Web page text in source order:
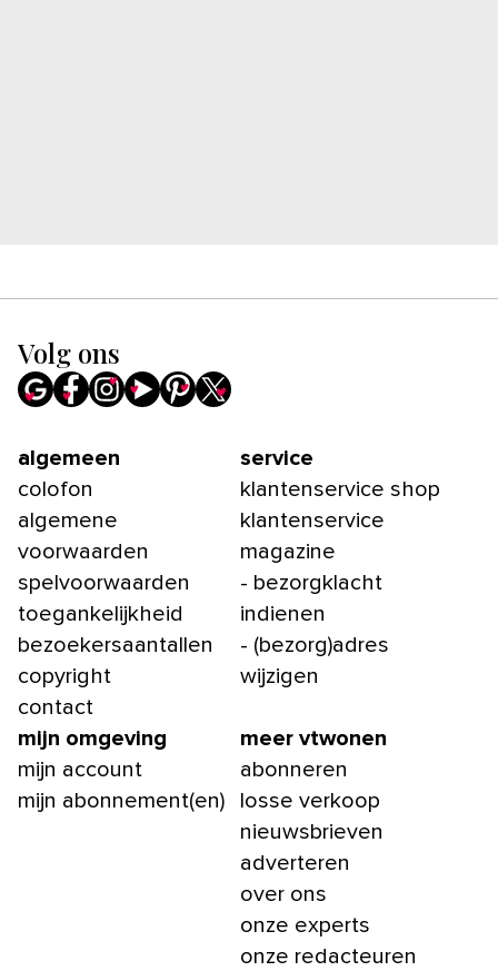
Volg ons
algemeen
colofon
algemene
voorwaarden
spelvoorwaarden
toegankelijkheid
bezoekersaantallen
copyright
contact
service
klantenservice shop
klantenservice
magazine
- bezorgklacht
indienen
- (bezorg)adres
wijzigen
mijn omgeving
mijn account
mijn abonnement(en)
meer vtwonen
abonneren
losse verkoop
nieuwsbrieven
adverteren
over ons
onze experts
onze redacteuren